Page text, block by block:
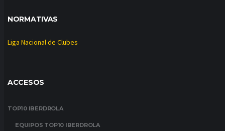
NORMATIVAS
Liga Nacional de Clubes
ACCESOS
TOP10 IBERDROLA
EQUIPOS TOP10 IBERDROLA